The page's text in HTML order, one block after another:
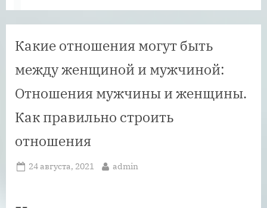
Какие отношения могут быть
между женщиной и мужчиной:
Отношения мужчины и женщины.
Как правильно строить
отношения
Posted
24 августа, 2021 By
admin